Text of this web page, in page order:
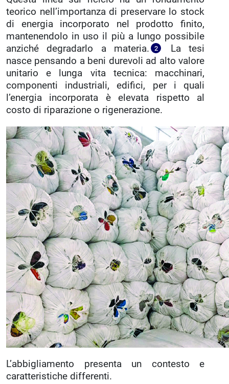
teorico nell’importanza di preservare lo stock
di energia incorporato nel prodotto finito,
mantenendolo in uso il più a lungo possibile
anziché degradarlo a materia.
2
La tesi
nasce pensando a beni durevoli ad alto valore
unitario e lunga vita tecnica: macchinari,
componenti industriali, edifici, per i quali
l’energia incorporata è elevata rispetto al
costo di riparazione o rigenerazione.
L’abbigliamento presenta un contesto e
caratteristiche differenti.